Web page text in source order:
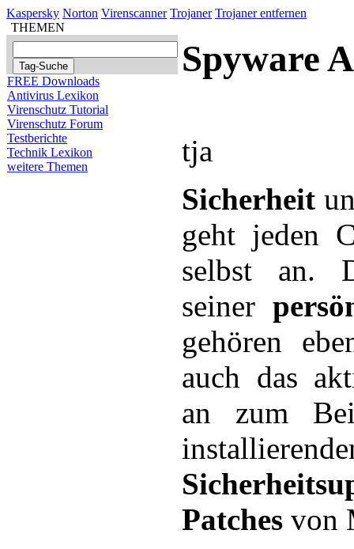
Kaspersky Norton Virenscanner Trojaner Trojaner entfernen
THEMEN
FREE Downloads
Antivirus Lexikon
Virenschutz Tutorial
Virenschutz Forum
Testberichte
Technik Lexikon
weitere Themen
Spyware
tja
Sicherheit
geht jeden
selbst an.
seiner
gehören
auch das
an zum
Patches von